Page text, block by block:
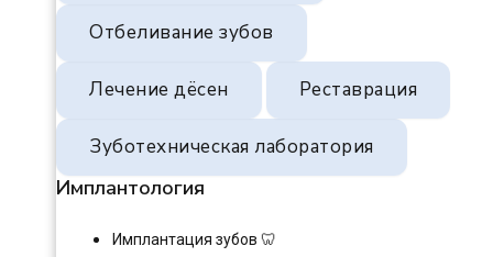
Отбеливание зубов
Лечение дёсен Реставрация
Зуботехническая лаборатория
Имплантология
Имплантация зубов 🦷